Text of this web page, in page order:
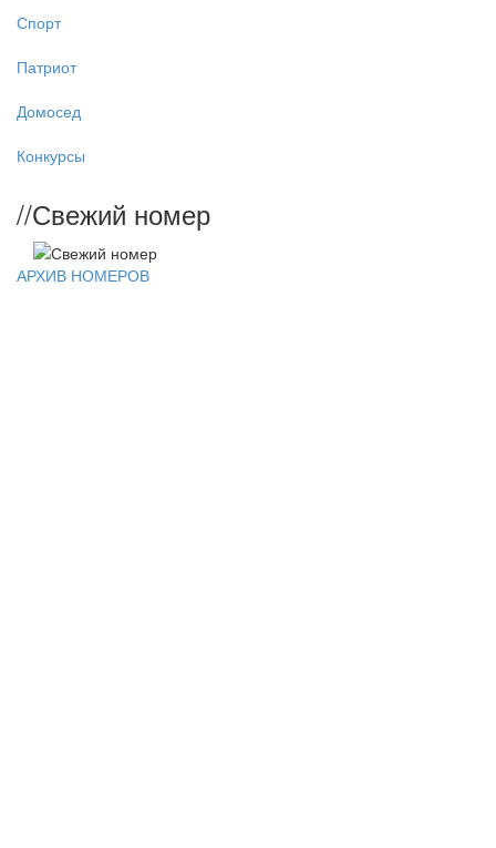
Спорт
Патриот
Домосед
Конкурсы
//Свежий номер
АРХИВ НОМЕРОВ